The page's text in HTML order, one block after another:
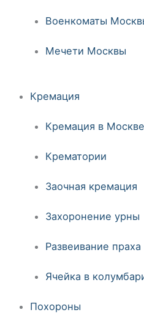
Военкоматы
Мечети Москвы
Кремация
Кремация в
Крематории
Заочная кремация
Захоронение урны
Развеивание праха
Ячейка в
Похороны